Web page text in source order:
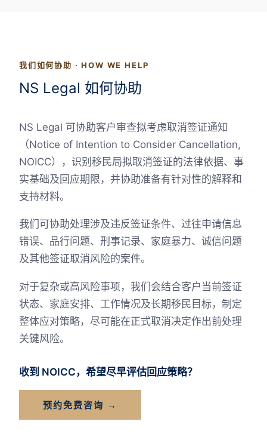
我们如何协助 · HOW WE HELP
NS Legal 如何协助
NS Legal 可协助客户审查拟考虑取消签证通知
（Notice of Intention to Consider Cancellation,
NOICC），识别移民局拟取消签证的法律依据、事
实基础及回应期限，并协助准备有针对性的解释和
支持材料。
我们可协助处理涉及违反签证条件、过往申请信息
错误、品行问题、刑事记录、家庭暴力、诚信问题
及其他签证取消风险的案件。
对于复杂或高风险事项，我们会结合客户当前签证
状态、家庭安排、工作情况及长期移民目标，制定
整体应对策略，尽可能在正式取消决定作出前处理
关键风险。
收到 NOICC，希望尽早评估回应策略？
预约免费咨询 →